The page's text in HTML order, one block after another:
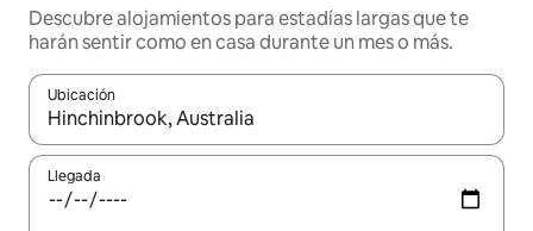
Descubre alojamientos para estadías largas que te
harán sentir como en casa durante un mes o más.
Ubicación
Cuando los resultados estén disponibles, navega con las
Llegada